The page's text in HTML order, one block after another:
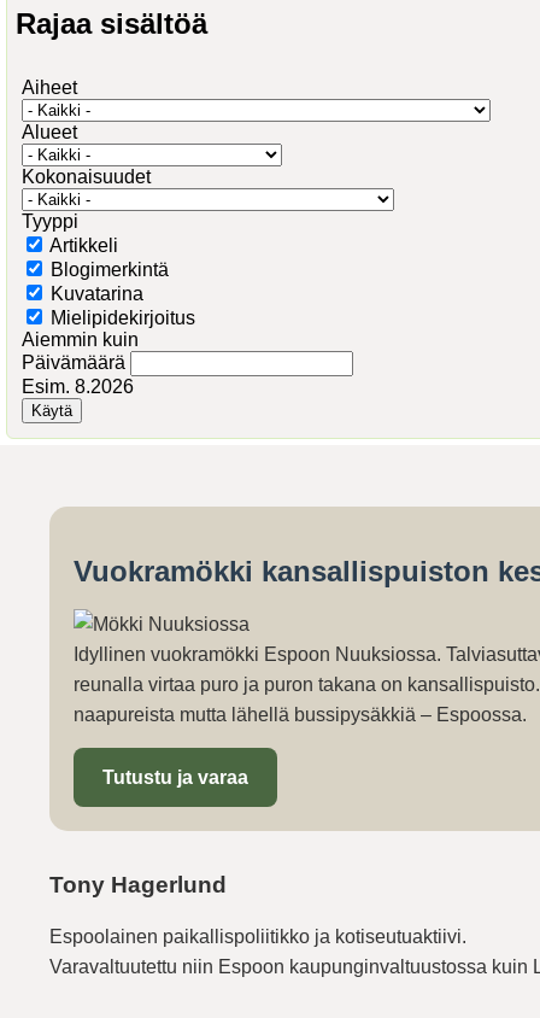
Rajaa sisältöä
Aiheet
Alueet
Kokonaisuudet
Tyyppi
Artikkeli
Blogimerkintä
Kuvatarina
Mielipidekirjoitus
Aiemmin kuin
Päivämäärä
Esim. 8.2026
Vuokramökki kansallispuiston
Idyllinen vuokramökki Espoon Nuuksiossa.
reunalla virtaa puro ja puron takana on
naapureista mutta lähellä bussipysäkkiä – Espoossa.
Tutustu ja varaa
Tony Hagerlund
Espoolainen paikallispoliitikko ja kotiseutuaktiivi.
Varavaltuutettu niin Espoon kaupunginvaltuustossa